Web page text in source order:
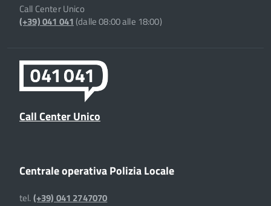
Call Center Unico
(+39) 041 041(dalle 08:00 alle 18:00)
Call Center Unico
Centrale operativa Polizia Locale
tel.(+39) 041 2747070